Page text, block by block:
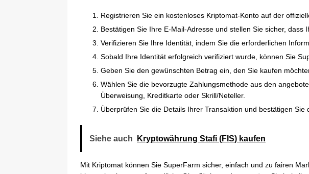
Registrieren Sie ein kostenloses Kriptomat-Konto auf der
Bestätigen Sie Ihre E-Mail-Adresse und stellen Sie sicher, dass
Verifizieren Sie Ihre Identität, indem Sie die erforderlichen
Sobald Ihre Identität erfolgreich verifiziert wurde, können Sie
Geben Sie den gewünschten Betrag ein, den Sie kaufen
Wählen Sie die bevorzugte Zahlungsmethode aus den
Überweisung, Kreditkarte oder Skrill/Neteller.
Überprüfen Sie die Details Ihrer Transaktion und bestätigen Sie
Siehe auch Kryptowährung Stafi (FIS) kaufen
Mit Kriptomat können Sie SuperFarm sicher, einfach und zu fairen